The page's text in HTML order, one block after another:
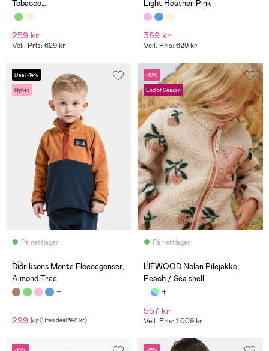
Tobacco
Brown/Stonewash/Oatmeal
259 kr
Veil. Pris: 629 kr
Light Heather Pink
389 kr
Veil. Pris: 629 kr
Deal -14%
Nyhet
På nettlager
(0)
Didriksons Monte Fleecegenser,
Almond Tree
299 kr(Uten deal349 kr)
-10%
End of Season
På nettlager
(0)
LIEWOOD Nolan Pilejakke,
Peach / Sea shell
557 kr
Veil. Pris: 1 009 kr